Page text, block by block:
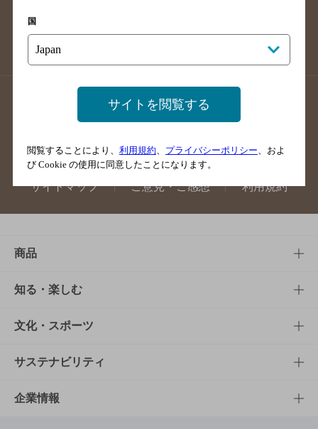
店舗登録方法のご案内
店舗情報更新方法のご案内
掲載店舗様ログイン
サイトマップ ご意見・ご感想 利用規約
商品
商品TOP
商品一覧
商品発売情報
栄養成分一覧
知る・楽しむ
知る・楽しむTOP
キャンペーン
工場見学
文化・スポーツ
文化・スポーツTOP
サントリーホール
サステナビリティ
サステナビリティTOP
企業情報
国
サイトを閲覧する
閲覧することにより、 利用規約 プライバシーポリシー 、およ
び Cookie の使用に同意したことになります。